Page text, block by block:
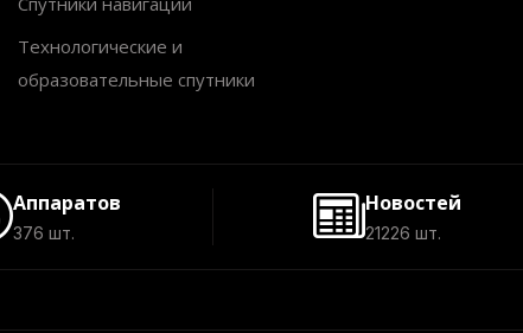
Технологические и
образовательные спутники
Аппаратов
376 шт.
Новостей
21226 шт.